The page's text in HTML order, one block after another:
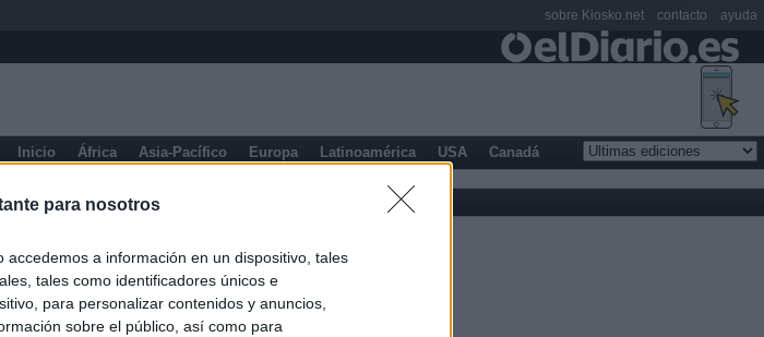
para nosotros
a información en un dispositivo, tales
tales como identificadores únicos e
para personalizar contenidos y anuncios,
sobre el público, así como para
Inicio África Asia-Pacífico Europa Latinoamérica USA Canadá
sobre Kiosko.net contacto ayuda